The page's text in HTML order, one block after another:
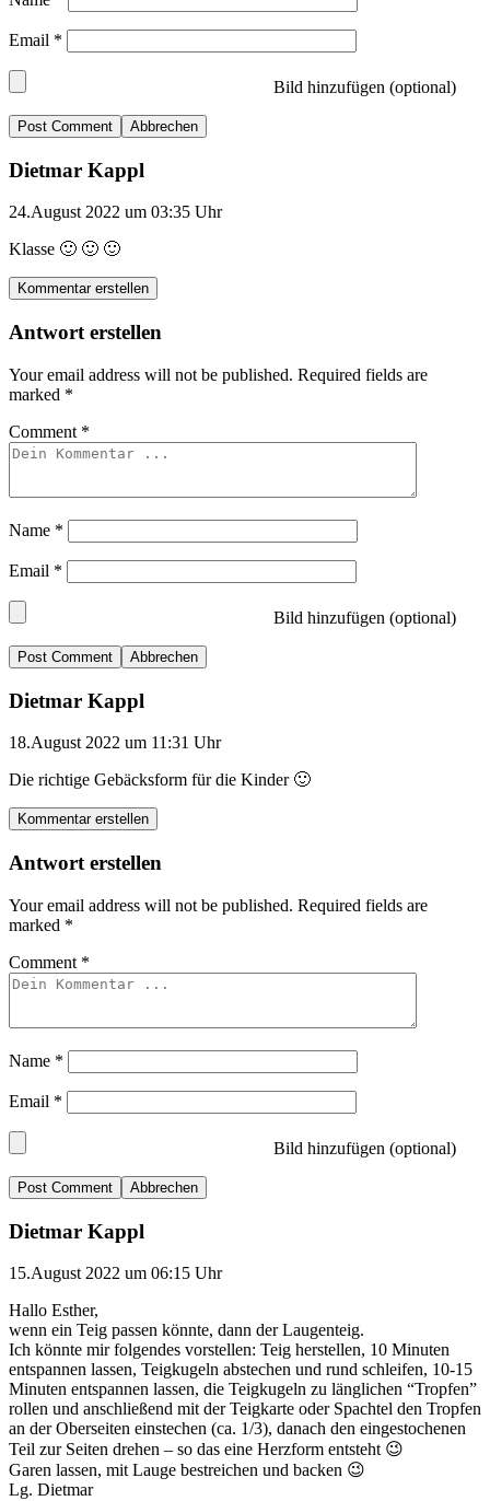
Email *
Bild hinzufügen (optional)
Abbrechen
Dietmar Kappl
24.August 2022 um 03:35 Uhr
Klasse 🙂 🙂 🙂
Kommentar erstellen
Antwort erstellen
Your email address will not be published. Required fields are
marked *
Comment *
Name *
Email *
Bild hinzufügen (optional)
Abbrechen
Dietmar Kappl
18.August 2022 um 11:31 Uhr
Die richtige Gebäcksform für die Kinder 🙂
Kommentar erstellen
Antwort erstellen
Your email address will not be published. Required fields are
marked *
Comment *
Name *
Email *
Bild hinzufügen (optional)
Abbrechen
Dietmar Kappl
15.August 2022 um 06:15 Uhr
Hallo Esther,
wenn ein Teig passen könnte, dann der Laugenteig.
Ich könnte mir folgendes vorstellen: Teig herstellen, 10 Minuten
entspannen lassen, Teigkugeln abstechen und rund schleifen, 10-15
Minuten entspannen lassen, die Teigkugeln zu länglichen “Tropfen”
rollen und anschließend mit der Teigkarte oder Spachtel den Tropfen
an der Oberseiten einstechen (ca. 1/3), danach den eingestochenen
Teil zur Seiten drehen – so das eine Herzform entsteht 😉
Garen lassen, mit Lauge bestreichen und backen 😉
Lg. Dietmar